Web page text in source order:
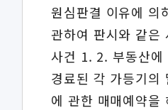
원심판결 이유에 의
관하여 판시와 같은
사건 1. 2. 부동산에
경료된 각 가등기
에 관한 매매예약